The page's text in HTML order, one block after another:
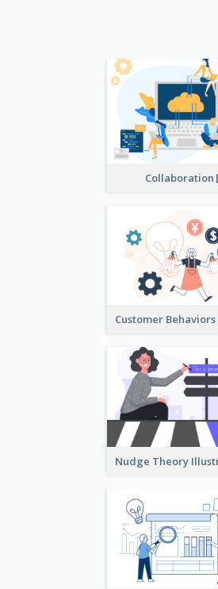
Collaboration